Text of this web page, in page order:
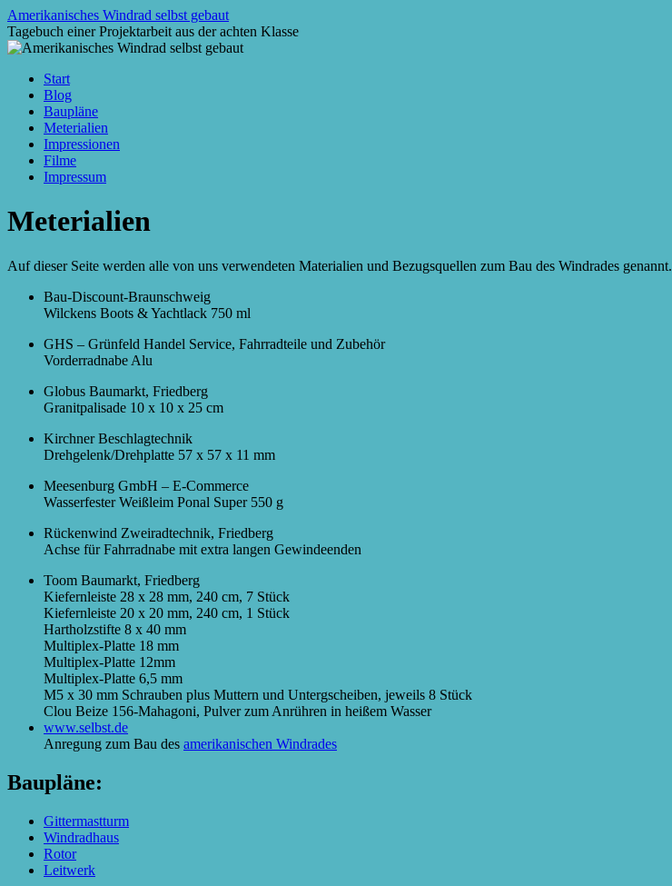
Zum
Inhalt
springen
Amerikanisches Windrad selbst gebaut
Tagebuch einer Projektarbeit aus der achten Klasse
Start
Blog
Baupläne
Meterialien
Impressionen
Filme
Impressum
Meterialien
Auf dieser Seite werden alle von uns verwendeten Materialien und Bezugsquellen zum Bau des Windrades genannt.
Bau-Discount-Braunschweig
Wilckens Boots & Yachtlack 750 ml
GHS – Grünfeld Handel Service, Fahrradteile und Zubehör
Vorderradnabe Alu
Globus Baumarkt, Friedberg
Granitpalisade 10 x 10 x 25 cm
Kirchner Beschlagtechnik
Drehgelenk/Drehplatte 57 x 57 x 11 mm
Meesenburg GmbH – E-Commerce
Wasserfester Weißleim Ponal Super 550 g
Rückenwind Zweiradtechnik, Friedberg
Achse für Fahrradnabe mit extra langen Gewindeenden
Toom Baumarkt, Friedberg
Kiefernleiste 28 x 28 mm, 240 cm, 7 Stück
Kiefernleiste 20 x 20 mm, 240 cm, 1 Stück
Hartholzstifte 8 x 40 mm
Multiplex-Platte 18 mm
Multiplex-Platte 12mm
Multiplex-Platte 6,5 mm
M5 x 30 mm Schrauben plus Muttern und Untergscheiben, jeweils 8 Stück
Clou Beize 156-Mahagoni, Pulver zum Anrühren in heißem Wasser
www.selbst.de
Anregung zum Bau des amerikanischen Windrades
Baupläne:
Gittermastturm
Windradhaus
Rotor
Leitwerk